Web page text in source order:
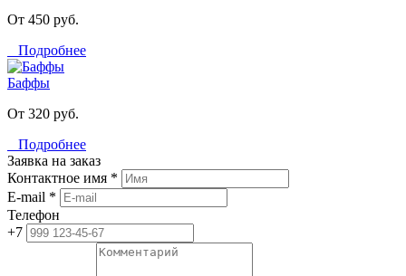
От 450 руб.
Подробнее
Баффы
От 320 руб.
Подробнее
Заявка на заказ
Контактное имя *
E-mail *
Телефон
+7